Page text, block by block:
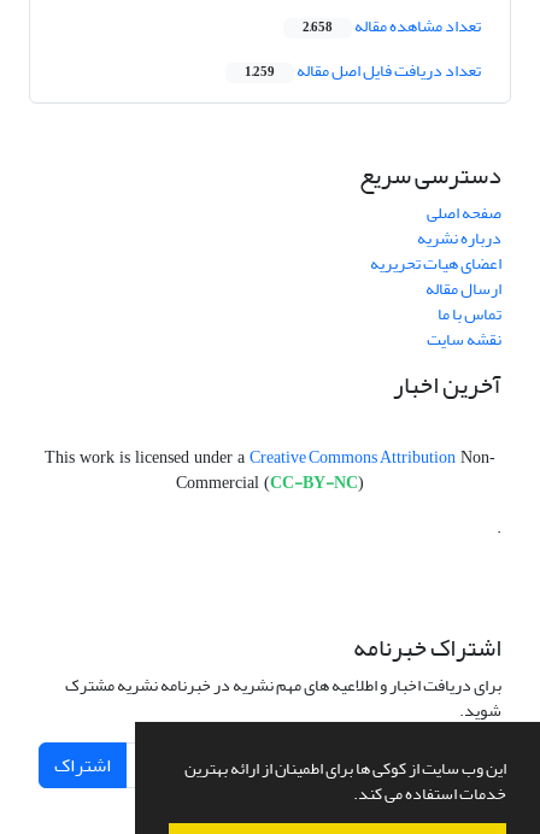
این وب سایت از کوکی ها برای اطمینان از ارائه بهترین
خدمات استفاده می کند.
تعداد مشاهده مقاله 2,658
تعداد دریافت فایل اصل مقاله 1,259
دسترسی سریع
صفحه اصلی
درباره نشریه
اعضای هیات تحریریه
ارسال مقاله
تماس با ما
نقشه سایت
آخرین اخبار
This work is licensed under a Creative Commons Attribution Non-
Commercial (CC-BY-NC)
.
اشتراک خبرنامه
برای دریافت اخبار و اطلاعیه های مهم نشریه در خبرنامه نشریه مشترک
شوید.
اشتراک